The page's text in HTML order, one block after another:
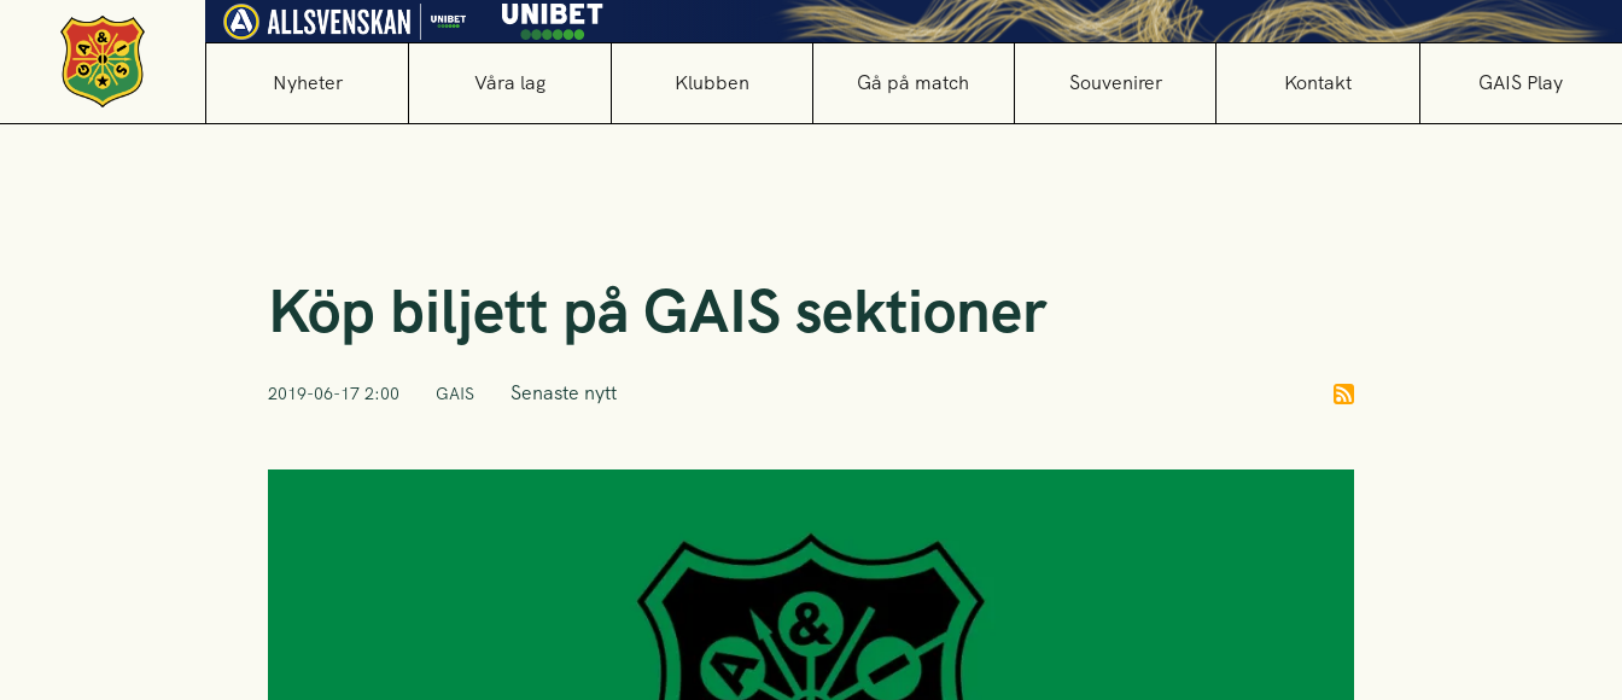
Nyheter Våra lag Klubben Gå på match Souvenirer Kontakt GAIS Play
Köp biljett på GAIS sektioner
2019-06-17 2:00 GAIS Senaste nytt